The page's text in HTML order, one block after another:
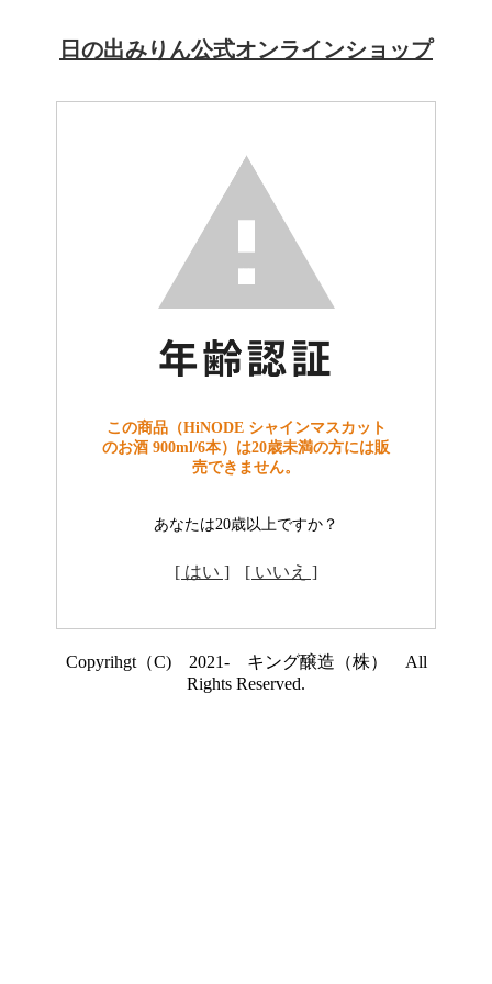
日の出みりん公式オンラインショップ
この商品（HiNODE シャインマスカット
のお酒 900ml/6本）は20歳未満の方には販
売できません。
あなたは20歳以上ですか？
[ はい ] [ いいえ ]
Copyrihgt（C) 2021- キング醸造（株） All
Rights Reserved.